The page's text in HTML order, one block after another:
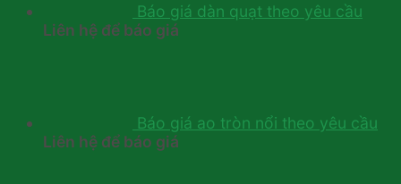
Báo giá dàn quạt theo yêu cầu
Liên hệ để báo giá
Báo giá ao tròn nổi theo yêu cầu
Liên hệ để báo giá